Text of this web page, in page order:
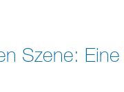
Szene: